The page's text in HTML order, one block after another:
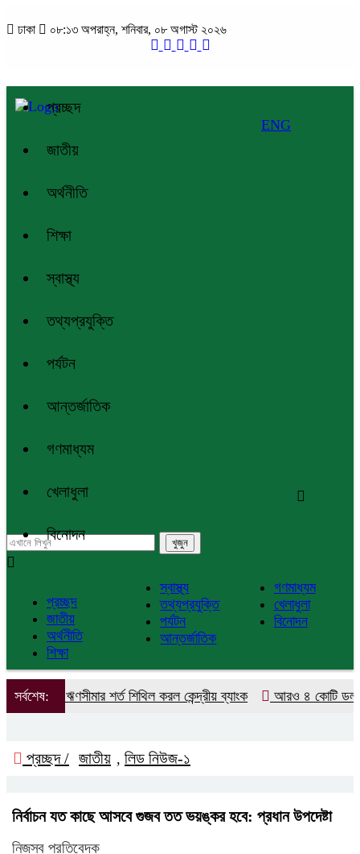
ঢাকা ০৮:১৩ অপরাহ্ন, শনিবার, ০৮ অগাস্ট ২০২৬
প্রচ্ছদ
জাতীয়
অর্থনীতি
শিক্ষা
স্বাস্থ্য
তথ্যপ্রযুক্তি
পর্যটন
আন্তর্জাতিক
গণমাধ্যম
খেলাধুলা
বিনোদন
ENG
প্রচ্ছদ
জাতীয়
অর্থনীতি
শিক্ষা
স্বাস্থ্য
তথ্যপ্রযুক্তি
পর্যটন
আন্তর্জাতিক
গণমাধ্যম
খেলাধুলা
বিনোদন
সর্বশেষ:
গ্রাহক ঋণসীমার শর্ত শিথিল করল কেন্দ্রীয় ব্যাংক আরও ৪ কোটি ডলার
প্রচ্ছদ / জাতীয় , লিড নিউজ-১
নির্বাচন যত কাছে আসবে গুজব তত ভয়ঙ্কর হবে: প্রধান উপদেষ্টা
নিজস্ব প্রতিবেদক